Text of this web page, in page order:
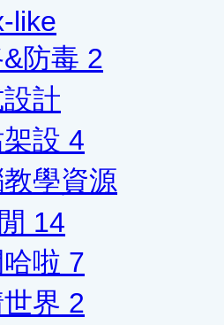
like
防毒 2
計
設 4
學資源
14
啦 7
界 2